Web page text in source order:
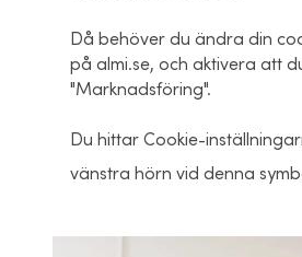
Då behöver du ändra din
på almi.se, och aktivera att
"Marknadsföring".
Du hittar Cookie-
vänstra hörn vid denna